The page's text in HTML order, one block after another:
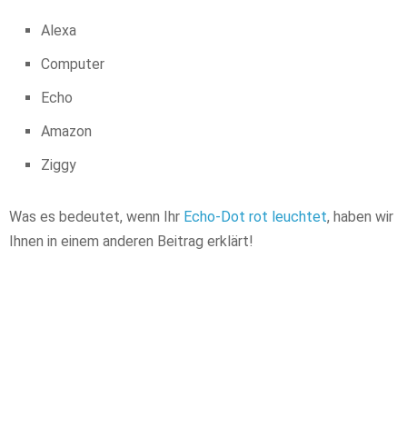
Alexa
Computer
Echo
Amazon
Ziggy
Was es bedeutet, wenn Ihr Echo-Dot rot leuchtet, haben wir
Ihnen in einem anderen Beitrag erklärt!